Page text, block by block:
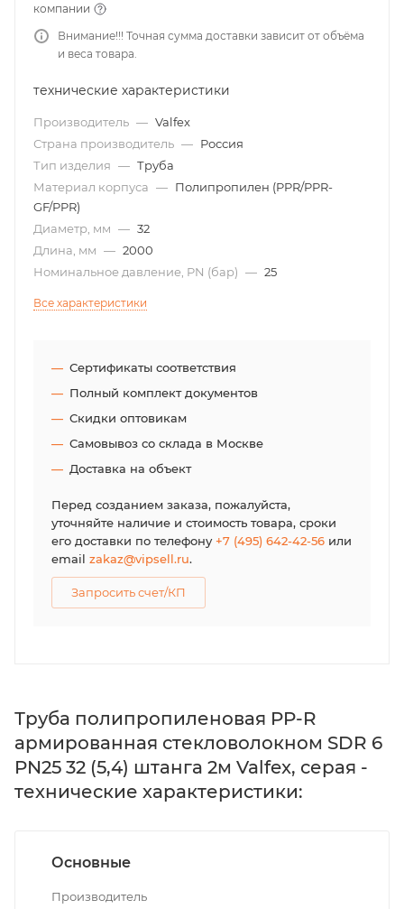
компании
Внимание!!! Точная сумма доставки зависит от объёма
и веса товара.
технические характеристики
Производитель — Valfex
Страна производитель — Россия
Тип изделия — Труба
Материал корпуса — Полипропилен (PPR/PPR-
GF/PPR)
Диаметр, мм — 32
Длина, мм — 2000
Номинальное давление, PN (бар) — 25
Все характеристики
Сертификаты соответствия
Полный комплект документов
Скидки оптовикам
Самовывоз со склада в Москве
Доставка на объект
Перед созданием заказа, пожалуйста,
уточняйте наличие и стоимость товара, сроки
его доставки по телефону+7 (495) 642-42-56 или
email zakaz@vipsell.ru.
Запросить счет/КП
Труба полипропиленовая PP-R
армированная стекловолокном SDR 6
PN25 32 (5,4) штанга 2м Valfex, серая -
технические характеристики:
Основные
Производитель